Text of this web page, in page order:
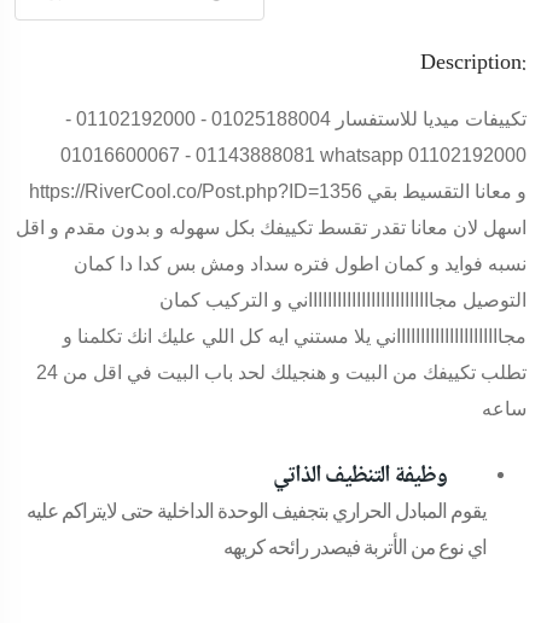
Description:
تكييفات ميديا للاستفسار 01025188004 - 01102192000 -
01143888081 - 01016600067 whatsapp 01102192000
https://RiverCool.co/Post.php?ID=1356 و معانا التقسيط بقي
اسهل لان معانا تقدر تقسط تكييفك بكل سهوله و بدون مقدم و اقل
نسبه فوايد و كمان اطول فتره سداد ومش بس كدا دا كمان
التوصيل مجااااااااااااااااااااااااااني و التركيب كمان
مجااااااااااااااااااااااني يلا مستني ايه كل اللي عليك انك تكلمنا و
تطلب تكييفك من البيت و هنجيلك لحد باب البيت في اقل من 24
ساعه
وظيفة التنظيف الذاتي
يقوم المبادل الحراري بتجفيف الوحدة الداخلية حتى لايتراكم عليه
اي نوع من الأتربة فيصدر رائحه كريهه